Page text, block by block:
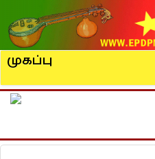
முகப்பு